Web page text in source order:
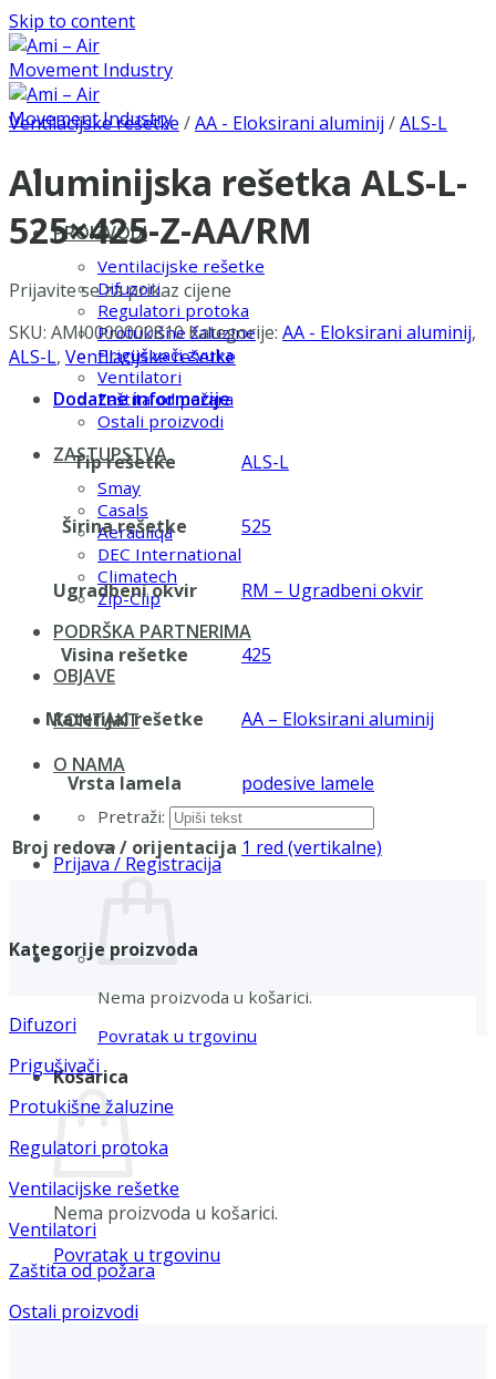
Skip to content
PROIZVODI
Ventilacijske rešetke
Difuzori
Regulatori protoka
Protukišne žaluzine
Prigušivači zvuka
Ventilatori
Zaštita od požara
Ostali proizvodi
ZASTUPSTVA
Smay
Casals
Aerauliqa
DEC International
Climatech
Zip-Clip
PODRŠKA PARTNERIMA
OBJAVE
KONTAKT
O NAMA
Pretraži:
Prijava / Registracija
Nema proizvoda u košarici.
Povratak u trgovinu
Košarica
Nema proizvoda u košarici.
Povratak u trgovinu
Ventilacijske rešetke /AA - Eloksirani aluminij /ALS-L
Aluminijska rešetka ALS-L-
525×425-Z-AA/RM
Prijavite se za prikaz cijene
SKU: AMI0000000810 Kategorije: AA - Eloksirani aluminij,
ALS-L, Ventilacijske rešetke
Dodatne informacije
Tip rešetke ALS-L
Širina rešetke 525
Ugradbeni okvir RM – Ugradbeni okvir
Visina rešetke 425
Materijal rešetke AA – Eloksirani aluminij
Vrsta lamela podesive lamele
Broj redova / orijentacija 1 red (vertikalne)
Kategorije proizvoda
Difuzori
Prigušivači
Protukišne žaluzine
Regulatori protoka
Ventilacijske rešetke
Ventilatori
Zaštita od požara
Ostali proizvodi